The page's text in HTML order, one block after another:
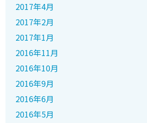
2017年4月
2017年2月
2017年1月
2016年11月
2016年10月
2016年9月
2016年6月
2016年5月